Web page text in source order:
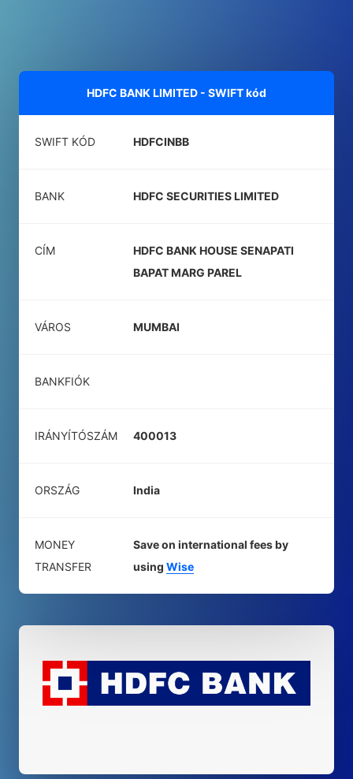
HDFC BANK LIMITED - SWIFT kód
SWIFT KÓD HDFCINBB
BANK HDFC SECURITIES LIMITED
CÍM
HDFC BANK HOUSE SENAPATI
BAPAT MARG PAREL
VÁROS MUMBAI
BANKFIÓK
IRÁNYÍTÓSZÁM 400013
ORSZÁG India
MONEY
TRANSFER
Save on international fees by
using Wise